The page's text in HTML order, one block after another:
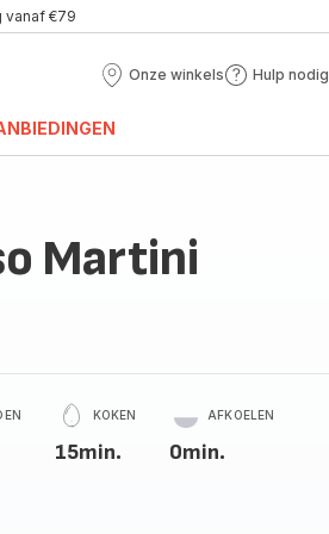
vanaf €79
Onze winkels
Onze
Hulp
Hulp
Martini
KOKEN
15min.
AFKOELEN
0min.